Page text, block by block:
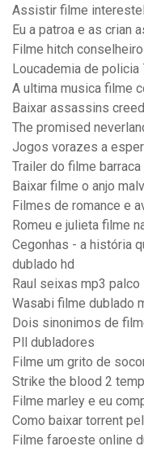
Assistir filme
Eu a patroa e as crian
Filme hitch
Loucademia de
A ultima musica filme
Baixar assassins
The promised
Jogos vorazes a
Trailer do filme
Baixar filme o anjo
Filmes de romance e
Romeu e julieta filme
Cegonhas - a história
dublado hd
Raul seixas mp3 palco
Wasabi filme dublado
Dois sinonimos de
Pll dubladores
Filme um grito de
Strike the blood 2
Filme marley e eu
Como baixar torrent
Filme faroeste online